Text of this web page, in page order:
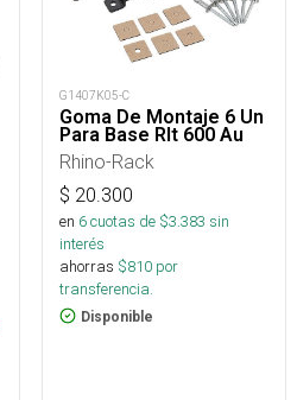
G1407K05-C
Goma De Montaje 6 Un
Para Base Rlt 600 Au
Rhino-Rack
$ 20.300
en 6cuotas de $3.383 sin
interés
ahorras $810 por
transferencia.
Disponible